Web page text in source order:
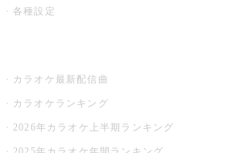
各種設定
カラオケ最新配信曲
カラオケランキング
2026年カラオケ上半期ランキング